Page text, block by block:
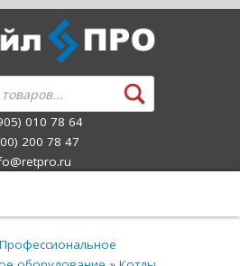
010 78 64
200 78 47
Профессиональное